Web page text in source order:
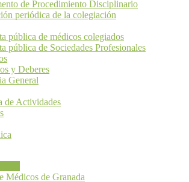
de Procedimiento Disciplinario
periódica de la colegiación
pública de médicos colegiados
pública de Sociedades Profesionales
y Deberes
General
de Actividades